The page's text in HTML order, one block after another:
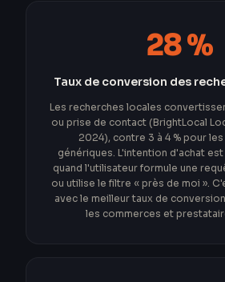
28 %
Taux de conversion des
Les recherches locales
ou prise de contact (BrightLocal
2024), contre 3 à 4 % pour
génériques. L'intention d'achat
quand l'utilisateur formule une
ou utilise le filtre « près de moi ».
avec le meilleur taux de
les commerces et